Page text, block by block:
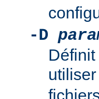
-D
Définit